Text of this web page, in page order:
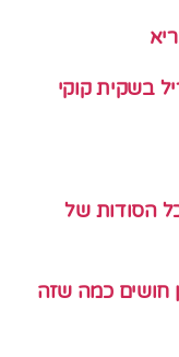
בשקית קוקי
הסודות של
חושים כמה שזה